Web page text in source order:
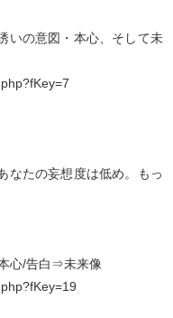
の意図・本心、そして未
なたの妄想度は低め。もっ
心/告白⇒未来像